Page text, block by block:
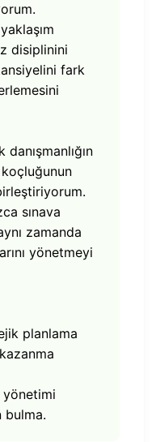
disiplinini
fark
sınava
zamanda
yönetmeyi
planlama
bulma.